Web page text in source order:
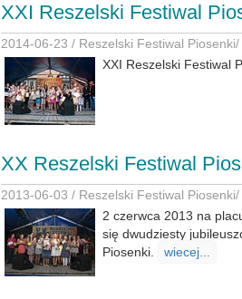
XXI Reszelski Festiwal
2014-06-23 / Reszelski Festiwal Piosenki/
XXI Reszelski Festiwal
XX Reszelski Festiwal
2013-06-03 / Reszelski Festiwal Piosenki/
2 czerwca 2013 na
się dwudziesty
Piosenki.
wiecej...